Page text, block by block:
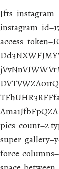
[fts_instagram
pics_count=2